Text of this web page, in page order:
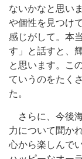
ないかなと思い
や個性を見つけ
感じがして。本
す」と話すと、
と思います。こ
ていうのをたく
た。
さらに、今後
力について聞か
心から楽しんで